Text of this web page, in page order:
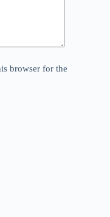
browser for the